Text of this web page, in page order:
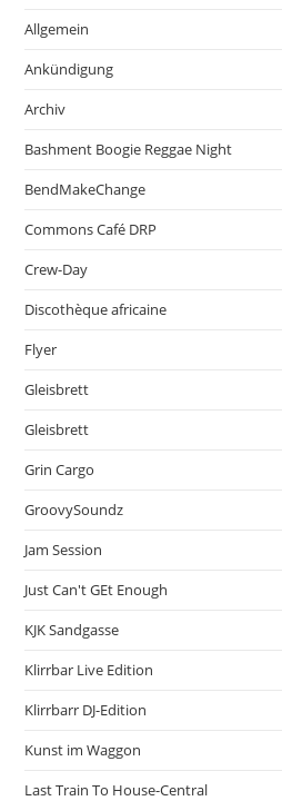
Allgemein
Ankündigung
Archiv
Bashment Boogie Reggae Night
BendMakeChange
Commons Café DRP
Crew-Day
Discothèque africaine
Flyer
Gleisbrett
Gleisbrett
Grin Cargo
GroovySoundz
Jam Session
Just Can't GEt Enough
KJK Sandgasse
Klirrbar Live Edition
Klirrbarr DJ-Edition
Kunst im Waggon
Last Train To House-Central